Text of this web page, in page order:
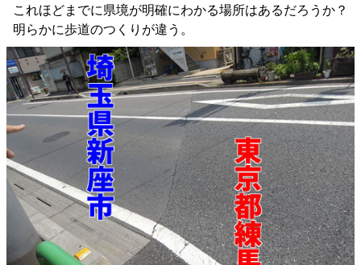
これほどまでに県境が明確にわかる場所はあるだろうか？
明らかに歩道のつくりが違う。